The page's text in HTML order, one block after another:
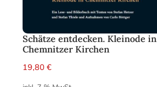
Schätze entdecken. Kleinode in
Chemnitzer Kirchen
19,80 €